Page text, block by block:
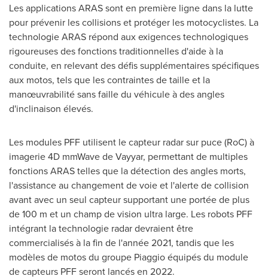
Les applications ARAS sont en première ligne dans la lutte
pour prévenir les collisions et protéger les motocyclistes. La
technologie ARAS répond aux exigences technologiques
rigoureuses des fonctions traditionnelles d'aide à la
conduite, en relevant des défis supplémentaires spécifiques
aux motos, tels que les contraintes de taille et la
manœuvrabilité sans faille du véhicule à des angles
d'inclinaison élevés.
Les modules PFF utilisent le capteur radar sur puce (RoC) à
imagerie 4D mmWave de Vayyar, permettant de multiples
fonctions ARAS telles que la détection des angles morts,
l'assistance au changement de voie et l'alerte de collision
avant avec un seul capteur supportant une portée de plus
de 100 m et un champ de vision ultra large. Les robots PFF
intégrant la technologie radar devraient être
commercialisés à la fin de l'année 2021, tandis que les
modèles de motos du groupe Piaggio équipés du module
de capteurs PFF seront lancés en 2022.